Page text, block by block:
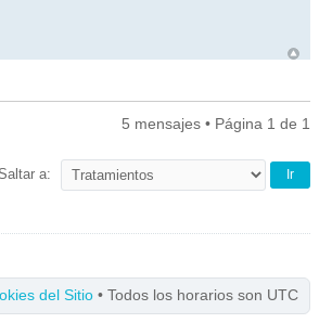
5 mensajes • Página 1 de 1
a:
del Sitio • Todos los horarios son UTC